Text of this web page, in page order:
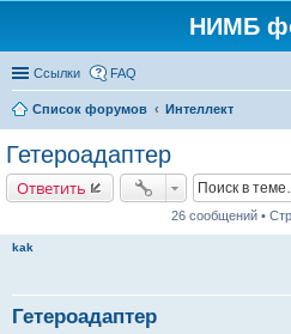
НИМБ
Ссылки FAQ
Список форумов
Интеллект
Гетероадаптер
Ответить
26 сообщений •
kak
Гетероадаптер